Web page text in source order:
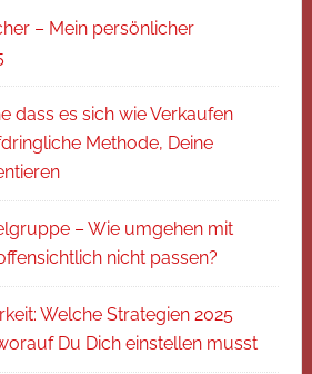
– Mein persönlicher
dass es sich wie Verkaufen
Methode, Deine
– Wie umgehen mit
nicht passen?
Welche Strategien 2025
Du Dich einstellen musst